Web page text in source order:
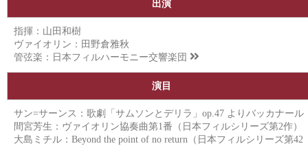
出演
指揮：山田和樹
ヴァイオリン：田野倉雅秋
管弦楽： 日本フィルハーモニー交響楽団
演目
サン=サーンス：歌劇「サムソンとデリラ」op.47 よりバッカナール
間宮芳生：ヴァイオリン協奏曲第1番（日本フィルシリーズ第2作）
大島ミチル：Beyond the point of no return（日本フィルシリーズ第42